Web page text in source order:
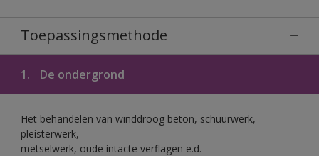
Toepassingsmethode
1. De ondergrond
Het behandelen van winddroog beton, schuurwerk,
pleisterwerk,
metselwerk, oude intacte verflagen e.d.